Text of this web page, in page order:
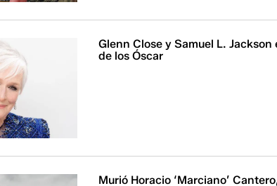
Glenn Close y Samuel L.
de los Óscar
Murió Horacio ‘Marciano’